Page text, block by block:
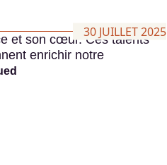
30 JUILLET 2025
et son cœur. Ces talents
enrichir notre